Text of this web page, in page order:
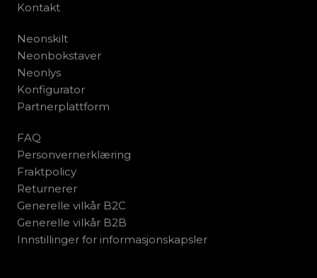
Kontakt
Neonskilt
Neonbokstaver
Neonlys
Konfigurator
Partnerplattform
FAQ
Personvernerklæring
Fraktpolicy
Returnerer
Generelle vilkår B2C
Generelle vilkår B2B
Innstillinger for informasjonskapsler